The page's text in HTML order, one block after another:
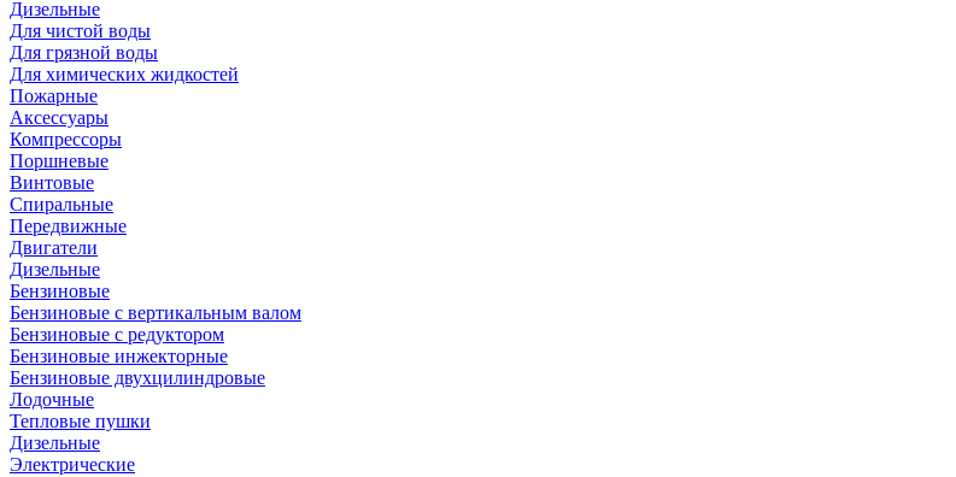
Дизельные
Для чистой воды
Для грязной воды
Для химических жидкостей
Пожарные
Аксессуары
Компрессоры
Поршневые
Винтовые
Спиральные
Передвижные
Двигатели
Дизельные
Бензиновые
Бензиновые с вертикальным валом
Бензиновые с редуктором
Бензиновые инжекторные
Бензиновые двухцилиндровые
Лодочные
Тепловые пушки
Дизельные
Электрические